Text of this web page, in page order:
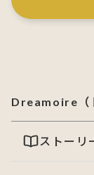
Dreamoire（
ストーリ